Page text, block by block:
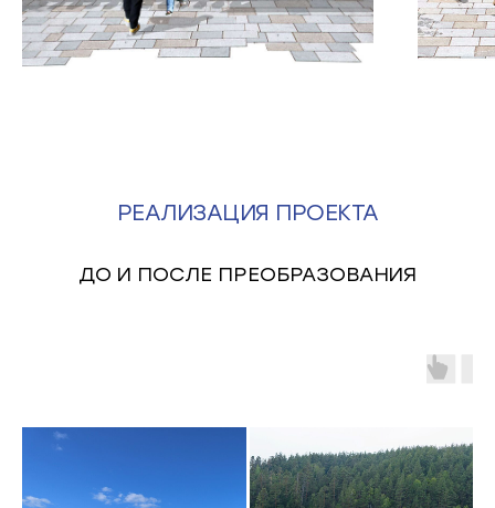
РЕАЛИЗАЦИЯ ПРОЕКТА
ДО И ПОСЛЕ ПРЕОБРАЗОВАНИЯ